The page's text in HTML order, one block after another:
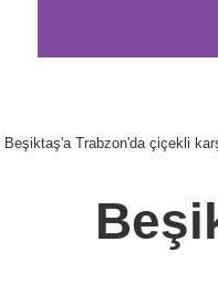
Beşiktaş'a Trabzon'da çiçekli